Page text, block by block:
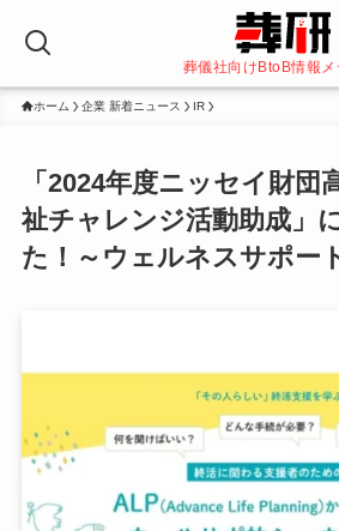
葬儀社向けBtoB情報メ
ホーム 企業 新着ニュース IR
「2024年度ニッセイ財団
祉チャレンジ活動助成」
た！～ウェルネスサポー